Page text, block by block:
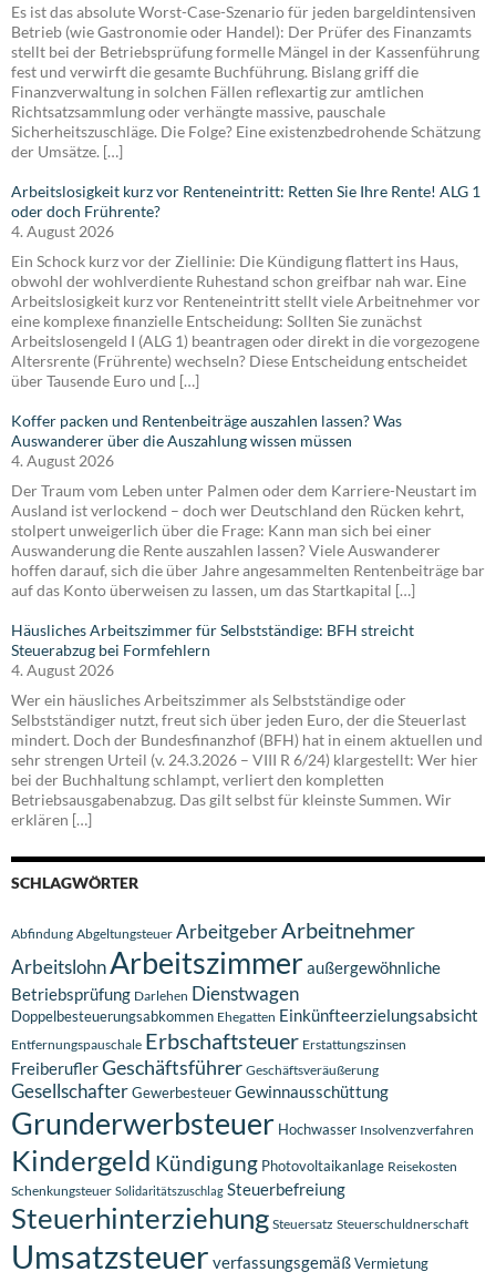
Es ist das absolute Worst-Case-Szenario für jeden bargeldintensiven
Betrieb (wie Gastronomie oder Handel): Der Prüfer des Finanzamts
stellt bei der Betriebsprüfung formelle Mängel in der Kassenführung
fest und verwirft die gesamte Buchführung. Bislang griff die
Finanzverwaltung in solchen Fällen reflexartig zur amtlichen
Richtsatzsammlung oder verhängte massive, pauschale
Sicherheitszuschläge. Die Folge? Eine existenzbedrohende Schätzung
der Umsätze. […]
Arbeitslosigkeit kurz vor Renteneintritt: Retten Sie Ihre Rente! ALG 1
oder doch Frührente?
4. August 2026
Ein Schock kurz vor der Ziellinie: Die Kündigung flattert ins Haus,
obwohl der wohlverdiente Ruhestand schon greifbar nah war. Eine
Arbeitslosigkeit kurz vor Renteneintritt stellt viele Arbeitnehmer vor
eine komplexe finanzielle Entscheidung: Sollten Sie zunächst
Arbeitslosengeld I (ALG 1) beantragen oder direkt in die vorgezogene
Altersrente (Frührente) wechseln? Diese Entscheidung entscheidet
über Tausende Euro und […]
Koffer packen und Rentenbeiträge auszahlen lassen? Was
Auswanderer über die Auszahlung wissen müssen
4. August 2026
Der Traum vom Leben unter Palmen oder dem Karriere-Neustart im
Ausland ist verlockend – doch wer Deutschland den Rücken kehrt,
stolpert unweigerlich über die Frage: Kann man sich bei einer
Auswanderung die Rente auszahlen lassen? Viele Auswanderer
hoffen darauf, sich die über Jahre angesammelten Rentenbeiträge bar
auf das Konto überweisen zu lassen, um das Startkapital […]
Häusliches Arbeitszimmer für Selbstständige: BFH streicht
Steuerabzug bei Formfehlern
4. August 2026
Wer ein häusliches Arbeitszimmer als Selbstständige oder
Selbstständiger nutzt, freut sich über jeden Euro, der die Steuerlast
mindert. Doch der Bundesfinanzhof (BFH) hat in einem aktuellen und
sehr strengen Urteil (v. 24.3.2026 – VIII R 6/24) klargestellt: Wer hier
bei der Buchhaltung schlampt, verliert den kompletten
Betriebsausgabenabzug. Das gilt selbst für kleinste Summen. Wir
erklären […]
SCHLAGWÖRTER
Abfindung Abgeltungsteuer ArbeitgeberArbeitnehmer
ArbeitslohnArbeitszimmeraußergewöhnliche
Betriebsprüfung Darlehen Dienstwagen
Doppelbesteuerungsabkommen Ehegatten Einkünfteerzielungsabsicht
Entfernungspauschale Erbschaftsteuer Erstattungszinsen
FreiberuflerGeschäftsführer Geschäftsveräußerung
GesellschafterGewerbesteuerGewinnausschüttung
Grunderwerbsteuer Hochwasser Insolvenzverfahren
Kindergeld Kündigung Photovoltaikanlage Reisekosten
Schenkungsteuer Solidaritätszuschlag Steuerbefreiung
Steuerhinterziehung Steuersatz Steuerschuldnerschaft
Umsatzsteuer verfassungsgemäßVermietung